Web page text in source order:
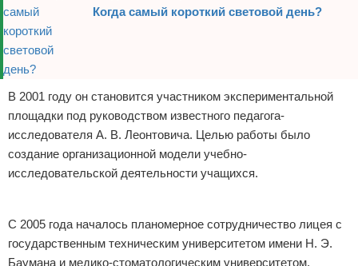
Когда самый короткий световой день?
В 2001 году он становится участником экспериментальной
площадки под руководством известного педагога-
исследователя А. В. Леонтовича. Целью работы было
создание организационной модели учебно-
исследовательской деятельности учащихся.
С 2005 года началось планомерное сотрудничество лицея с
государственным техническим университетом имени Н. Э.
Баумана и медико-стоматологическим университетом.